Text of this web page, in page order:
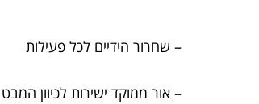
– שחרור הידיים לכל פעילות
– אור ממוקד ישירות לכיוון המבט